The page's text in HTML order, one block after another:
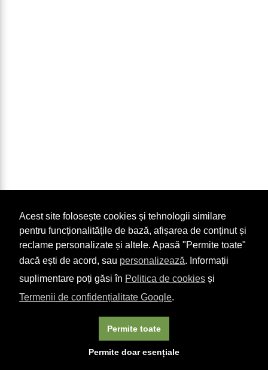
Acest site folosește cookies și tehnologii similare
pentru funcționalitățile de bază, afișarea de conținut și
reclame personalizate și altele. Apasă "Permite toate"
dacă ești de acord, sau personalizează. Informații
suplimentare poți găsi în Politica de cookies și
Termenii de confidențialitate Google.
Permite doar esențiale
Permite toate
exprimați acordul asupra folosirii cookie-urilor.